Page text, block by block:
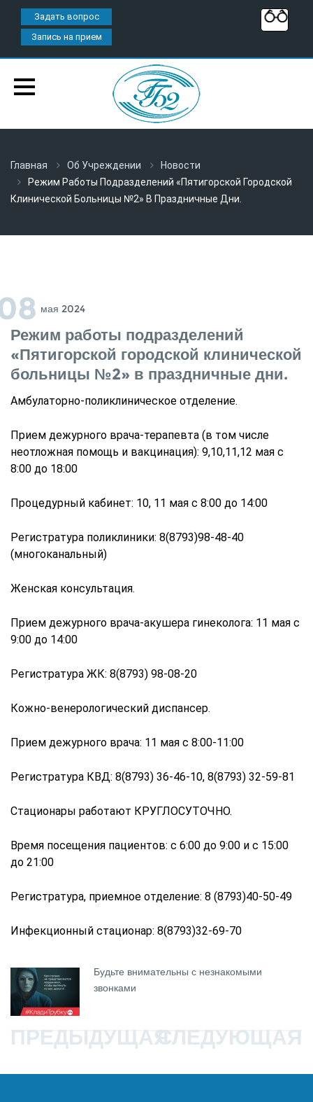
Задать вопрос
Запись на прием
Главная Об Учреждении
Новости
Режим Работы Подразделений «Пятигорской Городской
Клинической Больницы №2» В Праздничные Дни.
Мая 2024
Режим работы подразделений
«Пятигорской городской клинической
больницы №2» в праздничные дни.
Амбулаторно-поликлиническое отделение.
Прием дежурного врача-терапевта (в том числе
неотложная помощь и вакцинация): 9,10,11,12 мая с
8:00 до 18:00
Процедурный кабинет: 10, 11 мая с 8:00 до 14:00
Регистратура поликлиники: 8(8793)98-48-40
(многоканальный)
Женская консультация.
Прием дежурного врача-акушера гинеколога: 11 мая с
9:00 до 14:00
Регистратура ЖК: 8(8793) 98-08-20
Кожно-венерологический диспансер.
Прием дежурного врача: 11 мая с 8:00-11:00
Регистратура КВД: 8(8793) 36-46-10, 8(8793) 32-59-81
Стационары работают КРУГЛОСУТОЧНО.
Время посещения пациентов: с 6:00 до 9:00 и с 15:00
до 21:00
Регистратура, приемное отделение: 8 (8793)40-50-49
Инфекционный стационар: 8(8793)32-69-70
Будьте внимательны с незнакомыми
звонками
ПРЕДЫДУЩАЯСЛЕДУЮЩАЯ